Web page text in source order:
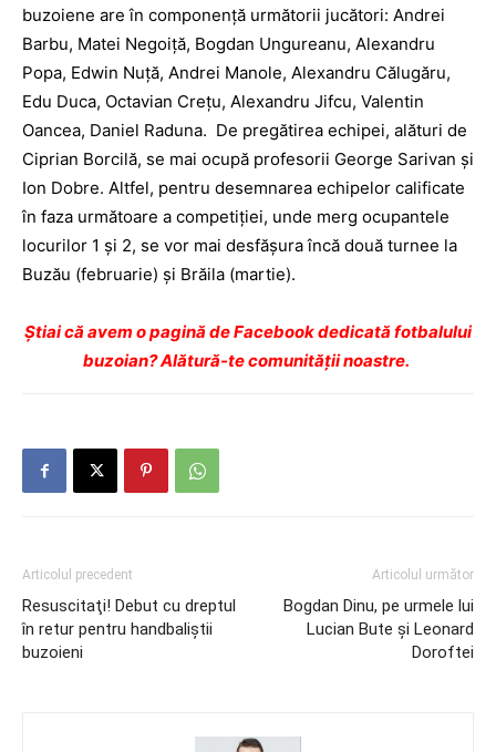
buzoiene are în componenţă următorii jucători: Andrei
Barbu, Matei Negoiţă, Bogdan Ungureanu, Alexandru
Popa, Edwin Nuţă, Andrei Manole, Alexandru Călugăru,
Edu Duca, Octavian Creţu, Alexandru Jifcu, Valentin
Oancea, Daniel Raduna. De pregătirea echipei, alături de
Ciprian Borcilă, se mai ocupă profesorii George Sarivan şi
Ion Dobre. Altfel, pentru desemnarea echipelor calificate
în faza următoare a competiţiei, unde merg ocupantele
locurilor 1 şi 2, se vor mai desfăşura încă două turnee la
Buzău (februarie) şi Brăila (martie).
Ştiai că avem o pagină de Facebook dedicată fotbalului
buzoian? Alătură-te comunității noastre.
Articolul precedent
Resuscitaţi! Debut cu dreptul
în retur pentru handbaliştii
buzoieni
Articolul următor
Bogdan Dinu, pe urmele lui
Lucian Bute şi Leonard
Doroftei